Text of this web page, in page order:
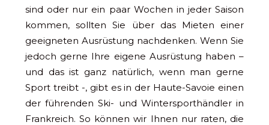
sind oder nur ein paar Wochen in jeder Saison
kommen, sollten Sie über das Mieten einer
geeigneten Ausrüstung nachdenken. Wenn Sie
jedoch gerne Ihre eigene Ausrüstung haben –
und das ist ganz natürlich, wenn man gerne
Sport treibt -, gibt es in der Haute-Savoie einen
der führenden Ski- und Wintersporthändler in
Frankreich. So können wir Ihnen nur raten, die